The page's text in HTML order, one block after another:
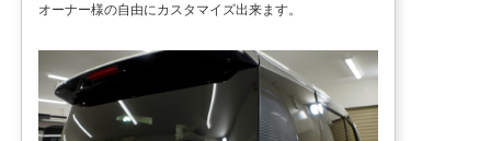
オーナー様の自由にカスタマイズ出来ます。